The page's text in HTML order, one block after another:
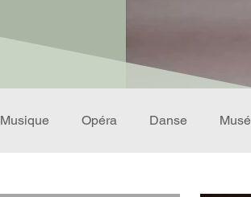
Musique Opéra Danse